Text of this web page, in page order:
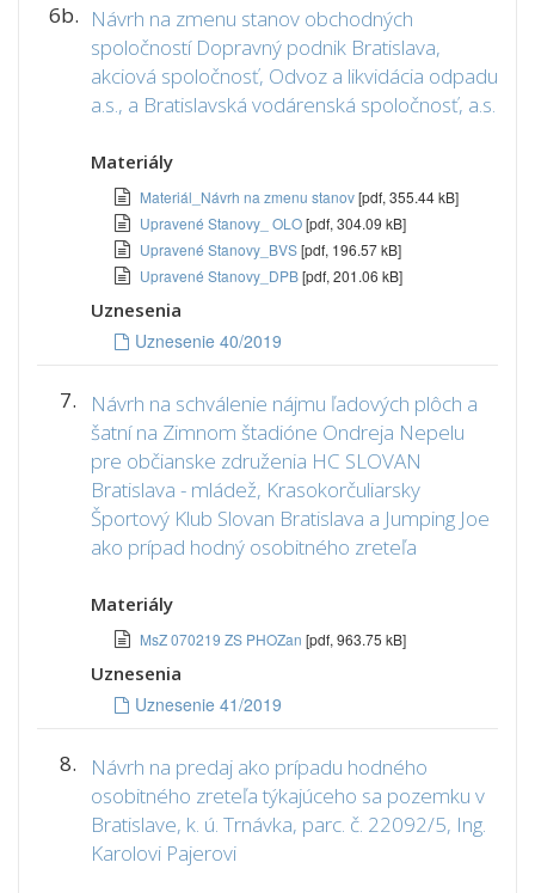
6b. Návrh na zmenu stanov obchodných
spoločností Dopravný podnik Bratislava,
akciová spoločnosť, Odvoz a likvidácia odpadu
a.s., a Bratislavská vodárenská spoločnosť, a.s.
Materiály
Materiál_Návrh na zmenu stanov[pdf, 355.44 kB]
Upravené Stanovy_ OLO[pdf, 304.09 kB]
Upravené Stanovy_BVS[pdf, 196.57 kB]
Upravené Stanovy_DPB[pdf, 201.06 kB]
Uznesenia
Uznesenie 40/2019
7.
Návrh na schválenie nájmu ľadových plôch a
šatní na Zimnom štadióne Ondreja Nepelu
pre občianske združenia HC SLOVAN
Bratislava - mládež, Krasokorčuliarsky
Športový Klub Slovan Bratislava a Jumping Joe
ako prípad hodný osobitného zreteľa
Materiály
MsZ 070219 ZS PHOZan [pdf, 963.75 kB]
Uznesenia
Uznesenie 41/2019
8.
Návrh na predaj ako prípadu hodného
osobitného zreteľa týkajúceho sa pozemku v
Bratislave, k. ú. Trnávka, parc. č. 22092/5, Ing.
Karolovi Pajerovi